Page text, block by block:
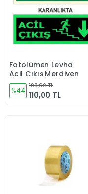
Sepete Ekle
Fotolümen Levha
Acil Çıkış Merdiven
%44
198,00 TL
110,00 TL